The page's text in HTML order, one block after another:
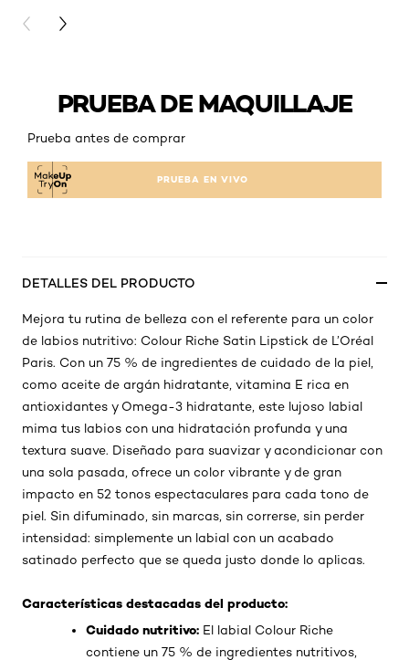
PREVIOUS CARD
NEXT CARD
PRUEBA DE MAQUILLAJE
Prueba antes de comprar
PRUEBA EN VIVO
DETALLES DEL PRODUCTO
Mejora tu rutina de belleza con el referente para un color
de labios nutritivo: Colour Riche Satin Lipstick de L’Oréal
Paris. Con un 75 % de ingredientes de cuidado de la piel,
como aceite de argán hidratante, vitamina E rica en
antioxidantes y Omega-3 hidratante, este lujoso labial
mima tus labios con una hidratación profunda y una
textura suave. Diseñado para suavizar y acondicionar con
una sola pasada, ofrece un color vibrante y de gran
impacto en 52 tonos espectaculares para cada tono de
piel. Sin difuminado, sin marcas, sin correrse, sin perder
intensidad: simplemente un labial con un acabado
satinado perfecto que se queda justo donde lo aplicas.
Características destacadas del producto:
Cuidado nutritivo: El labial Colour Riche
contiene un 75 % de ingredientes nutritivos,